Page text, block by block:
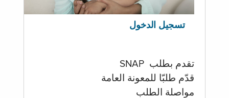
تسجيل الدخول
تقدم بطلب SNAP
قدّم طلبّا للمعونة العامة
مواصلة الطلب